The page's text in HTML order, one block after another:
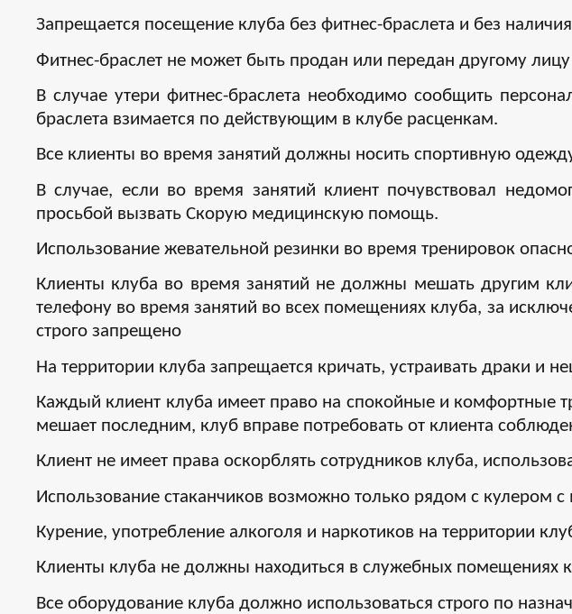
Запрещается посещение клуба без фитнес-браслета и без
Фитнес-браслет не может быть продан или передан другому
В случае утери фитнес-браслета необходимо сообщить
браслета взимается по действующим в клубе расценкам.
Все клиенты во время занятий должны носить спортивную
В случае, если во время занятий клиент почувствовал
просьбой вызвать Скорую медицинскую помощь.
Использование жевательной резинки во время тренировок
Клиенты клуба во время занятий не должны мешать другим
телефону во время занятий во всех помещениях клуба, за
строго запрещено
На территории клуба запрещается кричать, устраивать драки и
Каждый клиент клуба имеет право на спокойные и комфортные
мешает последним, клуб вправе потребовать от клиента
Клиент не имеет права оскорблять сотрудников клуба,
Использование стаканчиков возможно только рядом с кулером с
Курение, употребление алкоголя и наркотиков на территории
Клиенты клуба не должны находиться в служебных помещениях
Все оборудование клуба должно использоваться строго по